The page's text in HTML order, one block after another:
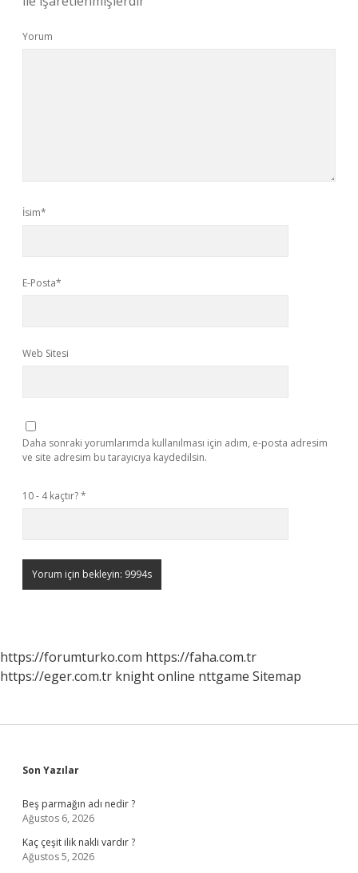
Yorum
İsim*
E-Posta*
Web Sitesi
Daha sonraki yorumlarımda kullanılması için adım, e-posta adresim
ve site adresim bu tarayıcıya kaydedilsin.
10 - 4 kaçtır?*
https://forumturko.com https://faha.com.tr
https://eger.com.tr knight online nttgame Sitemap
Sidebar
Son Yazılar
Beş parmağın adı nedir ?
Ağustos 6, 2026
Kaç çeşit ilik nakli vardır ?
Ağustos 5, 2026